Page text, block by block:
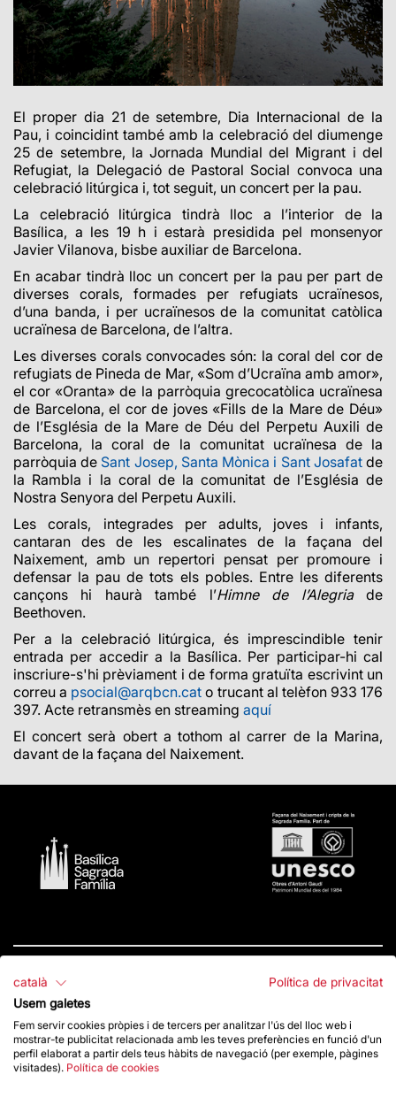
El proper dia 21 de setembre, Dia Internacional de la
Pau, i coincidint també amb la celebració del diumenge
25 de setembre, la Jornada Mundial del Migrant i del
Refugiat, la Delegació de Pastoral Social convoca una
celebració litúrgica i, tot seguit, un concert per la pau.
La celebració litúrgica tindrà lloc a l’interior de la
Basílica, a les 19 h i estarà presidida pel monsenyor
Javier Vilanova, bisbe auxiliar de Barcelona.
En acabar tindrà lloc un concert per la pau per part de
diverses corals, formades per refugiats ucraïnesos,
d’una banda, i per ucraïnesos de la comunitat catòlica
ucraïnesa de Barcelona, de l’altra.
Les diverses corals convocades són: la coral del cor de
refugiats de Pineda de Mar, «Som d’Ucraïna amb amor»,
el cor «Oranta» de la parròquia grecocatòlica ucraïnesa
de Barcelona, el cor de joves «Fills de la Mare de Déu»
de l’Església de la Mare de Déu del Perpetu Auxili de
Barcelona, la coral de la comunitat ucraïnesa de la
parròquia de Sant Josep, Santa Mònica i Sant Josafatde
la Rambla i la coral de la comunitat de l’Església de
Nostra Senyora del Perpetu Auxili.
Les corals, integrades per adults, joves i infants,
cantaran des de les escalinates de la façana del
Naixement, amb un repertori pensat per promoure i
defensar la pau de tots els pobles. Entre les diferents
cançons hi haurà també l’Himne de l’Alegriade
Beethoven.
Per a la celebració litúrgica, és imprescindible tenir
entrada per accedir a la Basílica. Per participar-hi cal
inscriure-s'hi prèviament i de forma gratuïta escrivint un
correu a psocial@arqbcn.cat o trucant al telèfon 933 176
397. Acte retransmès en streaming aquí
El concert serà obert a tothom al carrer de la Marina,
davant de la façana del Naixement.
Dona un impuls
català
Política de privacitat
Usem galetes
Fem servir cookies pròpies i de tercers per analitzar l'ús del lloc web i
mostrar-te publicitat relacionada amb les teves preferències en funció d'un
perfil elaborat a partir dels teus hàbits de navegació (per exemple, pàgines
visitades). Política de cookies